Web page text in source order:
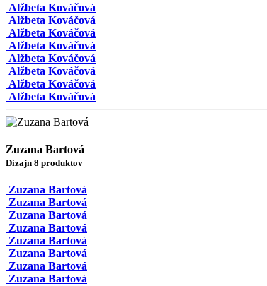
Alžbeta Kováčová
Alžbeta Kováčová
Alžbeta Kováčová
Alžbeta Kováčová
Alžbeta Kováčová
Alžbeta Kováčová
Alžbeta Kováčová
Alžbeta Kováčová
Zuzana Bartová
Dizajn 8 produktov
Zuzana Bartová
Zuzana Bartová
Zuzana Bartová
Zuzana Bartová
Zuzana Bartová
Zuzana Bartová
Zuzana Bartová
Zuzana Bartová